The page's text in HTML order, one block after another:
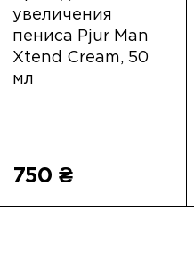
увеличения
пениса Pjur Man
Xtend Cream, 50
мл
750 ₴